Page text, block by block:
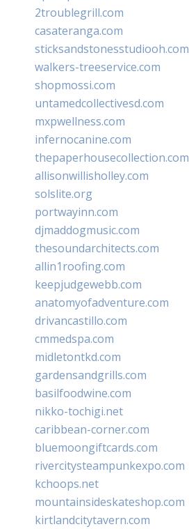
2troublegrill.com
casateranga.com
sticksandstonesstudiooh.com
walkers-treeservice.com
shopmossi.com
untamedcollectivesd.com
mxpwellness.com
infernocanine.com
thepaperhousecollection.com
allisonwillisholley.com
solslite.org
portwayinn.com
djmaddogmusic.com
thesoundarchitects.com
allin1roofing.com
keepjudgewebb.com
anatomyofadventure.com
drivancastillo.com
cmmedspa.com
midletontkd.com
gardensandgrills.com
basilfoodwine.com
nikko-tochigi.net
caribbean-corner.com
bluemoongiftcards.com
rivercitysteampunkexpo.com
kchoops.net
mountainsideskateshop.com
kirtlandcitytavern.com